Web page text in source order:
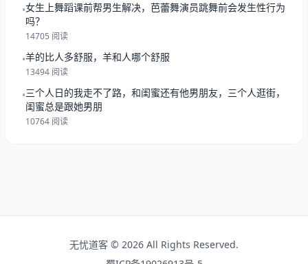
•女生上舞蹈课前帮男生解决，芭蕾舞演员跳舞前会发生性行为
吗？
14705 阅读
•羊的比人多舒服，羊和人哪个舒服
13494 阅读
•三个人日的我走不了路，和闺蜜还有他男朋友，三个人逛街，
闺蜜总是跟她男朋
10764 阅读
无忧道客 © 2026 All Rights Reserved.